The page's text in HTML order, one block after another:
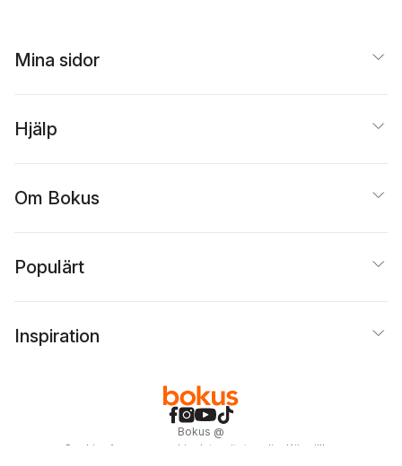
Mina sidor
Hjälp
Om Bokus
Populärt
Inspiration
Bokus @
Cookies
Anpassa cookies Integritetspolicy Köpvillkor